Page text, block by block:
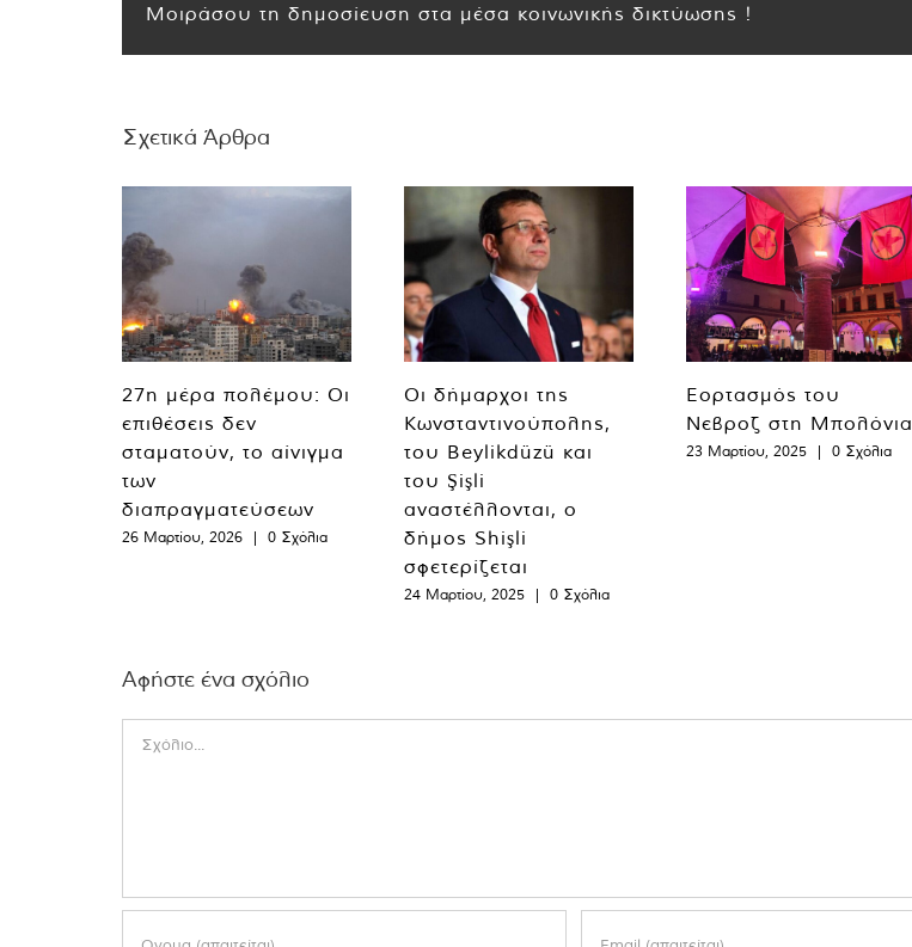
Μοιράσου τη δημοσίευση στα μέσα κοινωνικής δικτύωσης !
Σχετικά Άρθρα
27η μέρα πολέμου: Οι
επιθέσεις δεν
σταματούν, το αίνιγμα
των
διαπραγματεύσεων
26 Μαρτίου, 2026 | 0 Σχόλια
Οι δήμαρχοι της
Κωνσταντινούπολης,
του Beylikdüzü και
του Şişli
αναστέλλονται, ο
δήμος Shişli
σφετερίζεται
24 Μαρτίου, 2025 | 0 Σχόλια
Εορτασμός του
Νεβροζ στη Μπολόνια
23 Μαρτίου, 2025 | 0 Σχόλια
Αφήστε ένα σχόλιο